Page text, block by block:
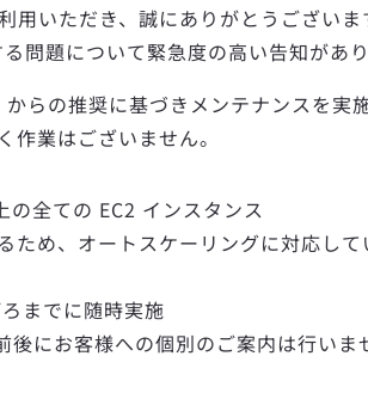
いただき、誠にありがとうございま
問題について緊急度の高い告知があ
の推奨に基づきメンテナンスを実施
業はございません。
全ての EC2 インスタンス
ため、オートスケーリングに対応
までに随時実施
にお客様への個別のご案内は行いま